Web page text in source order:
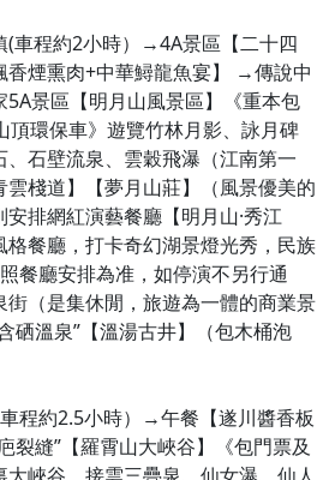
車程約2小時）→4A景區【二十四
煙熏肉+中華鱘龍魚宴】 →傳說中
景區【明月山風景區】《重本包
頂環保車》遊覽竹林月影、詠月碑
石壁流泉、雲穀飛瀑（江南第一
棧道】【夢月山莊】（風景優美的
排網紅演藝餐廳【明月山·秀江
餐廳，打卡奇幻湖景燈光秀，民族
餐廳安排為准，如停演不另行通
（是集休閒，旅遊為一體的商業景
硒溫泉”【溫湯古井】（包木桶泡
程約2.5小時）→午餐【遂川醬香板
裂縫”【羅霄山大峽谷】《包門票及